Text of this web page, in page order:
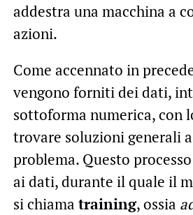
addestra una macchina a
azioni.
Come accennato in
vengono forniti dei dati,
sottoforma numerica, con
trovare soluzioni generali
problema. Questo
ai dati, durante il quale il
si chiama training, ossia